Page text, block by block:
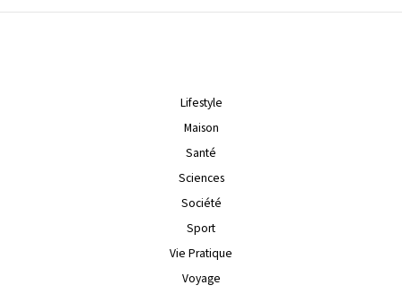
Lifestyle
Maison
Santé
Sciences
Société
Sport
Vie Pratique
Voyage